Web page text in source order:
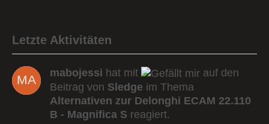
Letzte Aktivitäten
mabojessi hat mit
auf den
Beitrag von Sledge im Thema
Alternativen zur Delonghi ECAM 22.110
B - Magnifica S reagiert.